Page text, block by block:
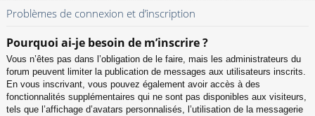
Problèmes de connexion et d’inscription
Pourquoi ai-je besoin de m’inscrire ?
Vous n’êtes pas dans l’obligation de le faire, mais les administrateurs du
forum peuvent limiter la publication de messages aux utilisateurs inscrits.
En vous inscrivant, vous pouvez également avoir accès à des
fonctionnalités supplémentaires qui ne sont pas disponibles aux visiteurs,
tels que l’affichage d’avatars personnalisés, l’utilisation de la messagerie